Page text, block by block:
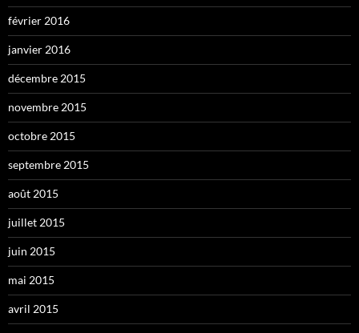
février 2016
janvier 2016
décembre 2015
novembre 2015
octobre 2015
septembre 2015
août 2015
juillet 2015
juin 2015
mai 2015
avril 2015